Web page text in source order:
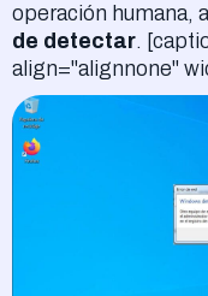
operación humana,
de detectar.
align="alignnone"